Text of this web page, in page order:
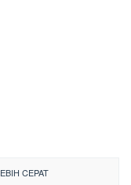
CEPAT